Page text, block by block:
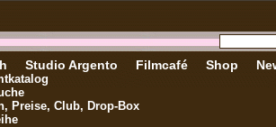
Preise, Club, Drop-Box
Studio Argento Filmcafé Shop